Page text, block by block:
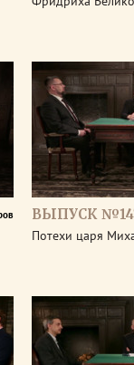
ВЫПУСК
Потехи царя